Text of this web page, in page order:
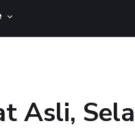
Asli,